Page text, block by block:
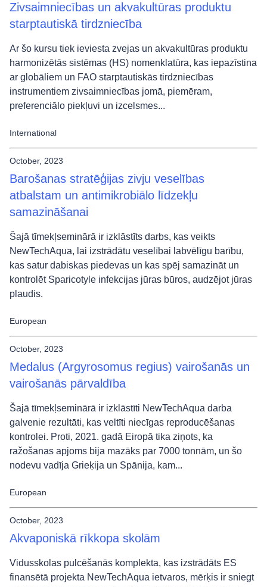
Zivsaimniecības un akvakultūras produktu
starptautiskā tirdzniecība
Ar šo kursu tiek ieviesta zvejas un akvakultūras produktu
harmonizētās sistēmas (HS) nomenklatūra, kas iepazīstina
ar globāliem un FAO starptautiskās tirdzniecības
instrumentiem zivsaimniecības jomā, piemēram,
preferenciālo piekļuvi un izcelsmes...
International
October, 2023
Barošanas stratēģijas zivju veselības
atbalstam un antimikrobiālo līdzekļu
samazināšanai
Šajā tīmekļseminārā ir izklāstīts darbs, kas veikts
NewTechAqua, lai izstrādātu veselībai labvēlīgu barību,
kas satur dabiskas piedevas un kas spēj samazināt un
kontrolēt Sparicotyle infekcijas jūras būros, audzējot jūras
plaudis.
European
October, 2023
Medalus (Argyrosomus regius) vairošanās un
vairošanās pārvaldība
Šajā tīmekļseminārā ir izklāstīti NewTechAqua darba
galvenie rezultāti, kas veltīti niecīgas reproducēšanas
kontrolei. Proti, 2021. gadā Eiropā tika ziņots, ka
ražošanas apjoms bija mazāks par 7000 tonnām, un šo
nodevu vadīja Grieķija un Spānija, kam...
European
October, 2023
Akvaponiskā rīkkopa skolām
Vidusskolas pulcēšanās komplekta, kas izstrādāts ES
finansētā projekta NewTechAqua ietvaros, mērķis ir sniegt